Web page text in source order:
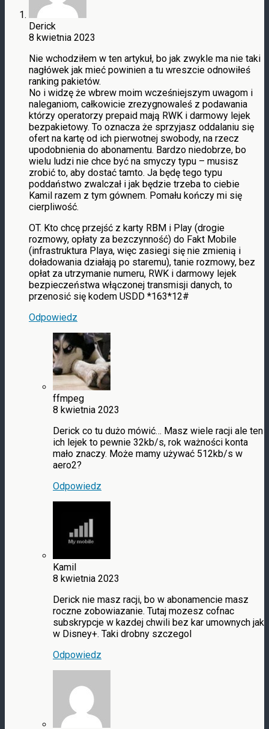
Derick
8 kwietnia 2023
Nie wchodziłem w ten artykuł, bo jak zwykle ma nie taki
nagłówek jak mieć powinien a tu wreszcie odnowiłeś
ranking pakietów.
No i widzę że wbrew moim wcześniejszym uwagom i
naleganiom, całkowicie zrezygnowaleś z podawania
którzy operatorzy prepaid mają RWK i darmowy lejek
bezpakietowy. To oznacza że sprzyjasz oddalaniu się
ofert na kartę od ich pierwotnej swobody, na rzecz
upodobnienia do abonamentu. Bardzo niedobrze, bo
wielu ludzi nie chce być na smyczy typu – musisz
zrobić to, aby dostać tamto. Ja będę tego typu
poddaństwo zwalczał i jak będzie trzeba to ciebie
Kamil razem z tym gównem. Pomału kończy mi się
cierpliwość.
OT. Kto chcę przejść z karty RBM i Play (drogie
rozmowy, opłaty za bezczynność) do Fakt Mobile
(infrastruktura Playa, więc zasiegi się nie zmienią i
doładowania działają po staremu), tanie rozmowy, bez
opłat za utrzymanie numeru, RWK i darmowy lejek
bezpieczeństwa włączonej transmisji danych, to
przenosić się kodem USDD *163*12#
Odpowiedz
ffmpeg
8 kwietnia 2023
Derick co tu dużo mówić… Masz wiele racji ale ten
ich lejek to pewnie 32kb/s, rok ważności konta
mało znaczy. Może mamy używać 512kb/s w
aero2?
Odpowiedz
Kamil
8 kwietnia 2023
Derick nie masz racji, bo w abonamencie masz
roczne zobowiazanie. Tutaj mozesz cofnac
subskrypcje w kazdej chwili bez kar umownych jak
w Disney+. Taki drobny szczegol
Odpowiedz